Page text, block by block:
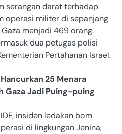
serangan darat terhadap
operasi militer di sepanjang
menjadi 469 orang.
dua petugas polisi
Pertahanan Israel.
25 Menara
Gaza Jadi Puing-puing
insiden ledakan bom
di lingkungan Jenina,